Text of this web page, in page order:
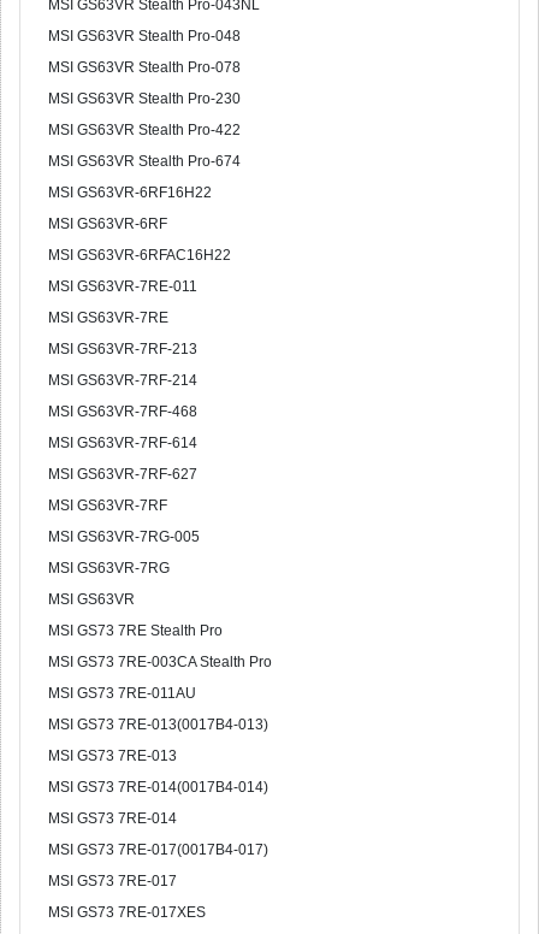
MSI GS63VR Stealth Pro-043NL
MSI GS63VR Stealth Pro-048
MSI GS63VR Stealth Pro-078
MSI GS63VR Stealth Pro-230
MSI GS63VR Stealth Pro-422
MSI GS63VR Stealth Pro-674
MSI GS63VR-6RF16H22
MSI GS63VR-6RF
MSI GS63VR-6RFAC16H22
MSI GS63VR-7RE-011
MSI GS63VR-7RE
MSI GS63VR-7RF-213
MSI GS63VR-7RF-214
MSI GS63VR-7RF-468
MSI GS63VR-7RF-614
MSI GS63VR-7RF-627
MSI GS63VR-7RF
MSI GS63VR-7RG-005
MSI GS63VR-7RG
MSI GS63VR
MSI GS73 7RE Stealth Pro
MSI GS73 7RE-003CA Stealth Pro
MSI GS73 7RE-011AU
MSI GS73 7RE-013(0017B4-013)
MSI GS73 7RE-013
MSI GS73 7RE-014(0017B4-014)
MSI GS73 7RE-014
MSI GS73 7RE-017(0017B4-017)
MSI GS73 7RE-017
MSI GS73 7RE-017XES